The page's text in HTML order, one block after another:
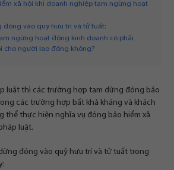
xã hội khi doanh nghiệp tạm ngừng hoạt
đóng vào quỹ hưu trí và tử tuất:
ngừng hoạt động kinh doanh có phải
cho người lao động không?
luật thì các trường hợp tạm dừng đóng bảo
các trường hợp bất khả kháng và khách
thể thực hiện nghĩa vụ đóng bảo hiểm xã
luật.
đóng vào quỹ hưu trí và tử tuất trong